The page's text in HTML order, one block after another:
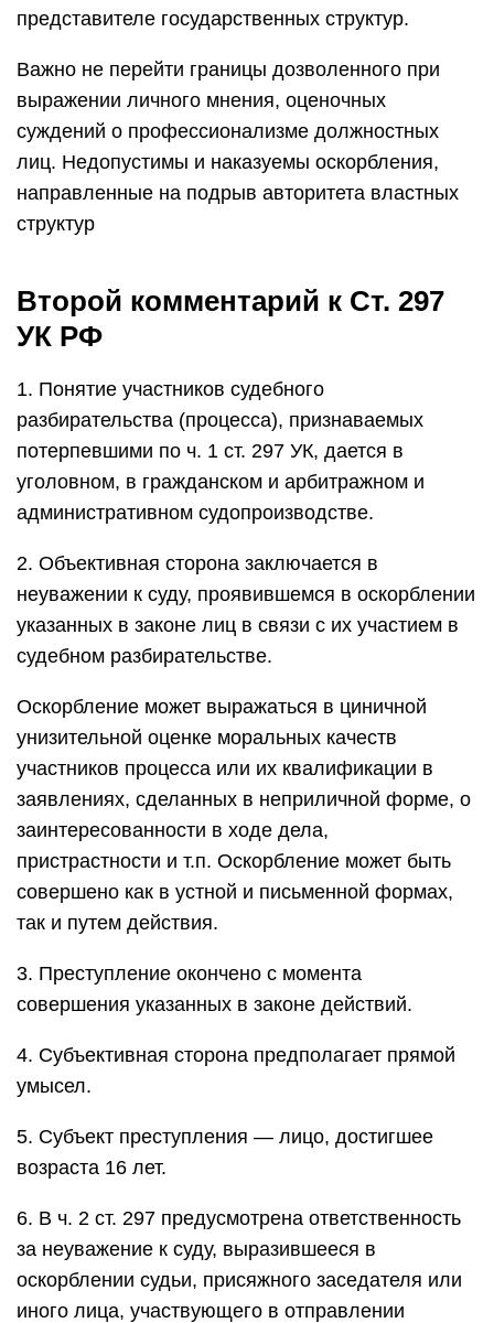
представителе государственных структур.
Важно не перейти границы дозволенного при
выражении личного мнения, оценочных
суждений о профессионализме должностных
лиц. Недопустимы и наказуемы оскорбления,
направленные на подрыв авторитета властных
структур
Второй комментарий к Ст. 297
УК РФ
1. Понятие участников судебного
разбирательства (процесса), признаваемых
потерпевшими по ч. 1 ст. 297 УК, дается в
уголовном, в гражданском и арбитражном и
административном судопроизводстве.
2. Объективная сторона заключается в
неуважении к суду, проявившемся в оскорблении
указанных в законе лиц в связи с их участием в
судебном разбирательстве.
Оскорбление может выражаться в циничной
унизительной оценке моральных качеств
участников процесса или их квалификации в
заявлениях, сделанных в неприличной форме, о
заинтересованности в ходе дела,
пристрастности и т.п. Оскорбление может быть
совершено как в устной и письменной формах,
так и путем действия.
3. Преступление окончено с момента
совершения указанных в законе действий.
4. Субъективная сторона предполагает прямой
умысел.
5. Субъект преступления — лицо, достигшее
возраста 16 лет.
6. В ч. 2 ст. 297 предусмотрена ответственность
за неуважение к суду, выразившееся в
оскорблении судьи, присяжного заседателя или
иного лица, участвующего в отправлении